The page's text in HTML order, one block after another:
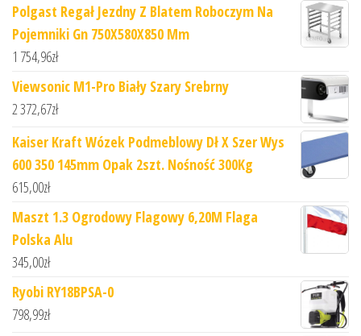
Polgast Regał Jezdny Z Blatem Roboczym Na
Pojemniki Gn 750X580X850 Mm
1 754,96zł
Viewsonic M1-Pro Biały Szary Srebrny
2 372,67zł
Kaiser Kraft Wózek Podmeblowy Dł X Szer Wys
600 350 145mm Opak 2szt. Nośność 300Kg
615,00zł
Maszt 1.3 Ogrodowy Flagowy 6,20M Flaga
Polska Alu
345,00zł
Ryobi RY18BPSA-0
798,99zł